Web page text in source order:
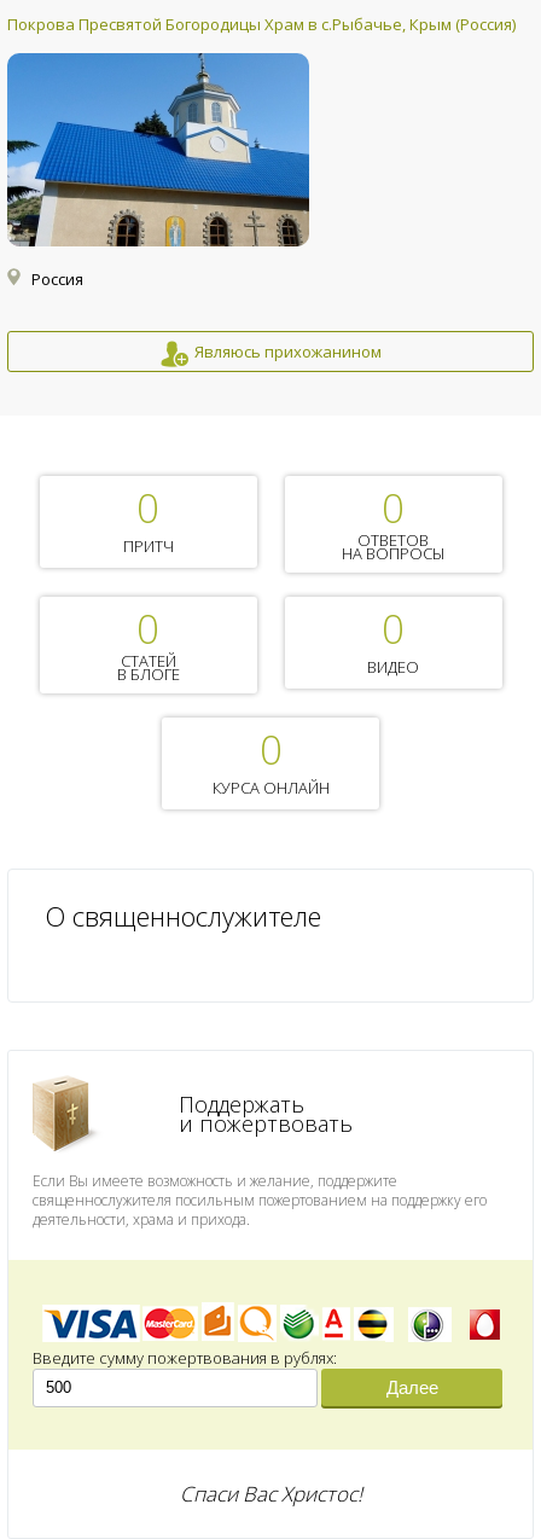
Покрова Пресвятой Богородицы Храм в с.Рыбачье, Крым (Россия)
Россия
Являюсь прихожанином
0
ПРИТЧ
0
ОТВЕТОВ
НА ВОПРОСЫ
0
СТАТЕЙ
В БЛОГЕ
0
ВИДЕО
0
КУРСА ОНЛАЙН
О священнослужителе
Поддержать
и пожертвовать
Если Вы имеете возможность и желание, поддержите
священнослужителя посильным пожертованием на поддержку его
деятельности, храма и прихода.
Введите сумму пожертвования в рублях:
Далее
Спаси Вас Христос!